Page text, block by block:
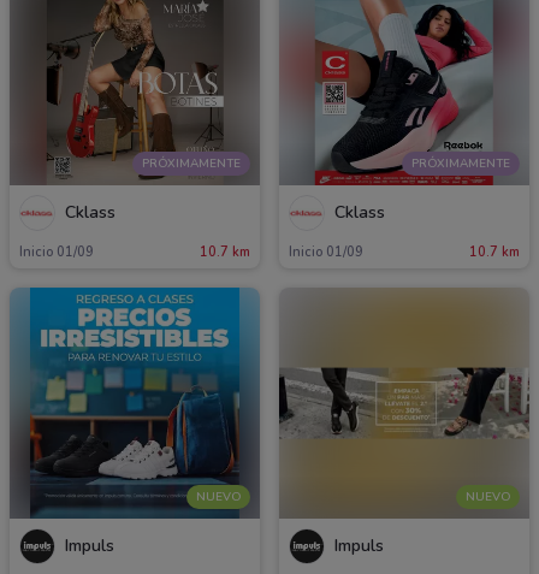
PRÓXIMAMENTE
Cklass
Inicio 01/09 10.7 km
PRÓXIMAMENTE
Cklass
Inicio 01/09 10.7 km
NUEVO
Impuls
NUEVO
Impuls